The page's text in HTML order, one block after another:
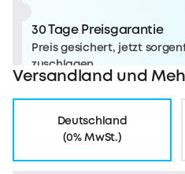
30 Tage Preisgarantie
Preis gesichert, jetzt
zuschlagen.
Versandland und
Deutschland
(0% MwSt.)